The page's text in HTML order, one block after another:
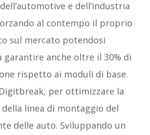
e dell’industria
al contempo il proprio
sul mercato potendosi
garantire anche oltre il 30% di
rispetto ai moduli di base.
per ottimizzare la
linea di montaggio del
delle auto. Sviluppando un